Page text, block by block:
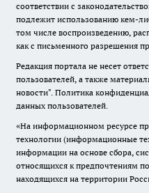
соответствии с
подлежит использованию кем-
том числе воспроизведению,
как с письменного разрешения
Редакция портала не несет
пользователей, а также
новости". Политика
данных пользователей.
«На информационном ресурсе
технологии (информационные
информации на основе сбора,
относящихся к предпочтениям
находящихся на территории